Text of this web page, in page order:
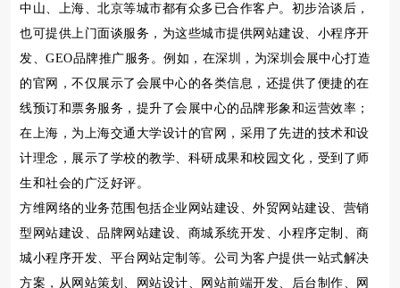
中山、上海、北京等城市都有众多已合作客户。初步洽谈后，
也可提供上门面谈服务，为这些城市提供网站建设、小程序开
发、GEO品牌推广服务。例如，在深圳，为深圳会展中心打造
的官网，不仅展示了会展中心的各类信息，还提供了便捷的在
线预订和票务服务，提升了会展中心的品牌形象和运营效率；
在上海，为上海交通大学设计的官网，采用了先进的技术和设
计理念，展示了学校的教学、科研成果和校园文化，受到了师
生和社会的广泛好评。
方维网络的业务范围包括企业网站建设、外贸网站建设、营销
型网站建设、品牌网站建设、商城系统开发、小程序定制、商
城小程序开发、平台网站定制等。公司为客户提供一站式解决
方案，从网站策划、网站设计、网站前端开发、后台制作、网